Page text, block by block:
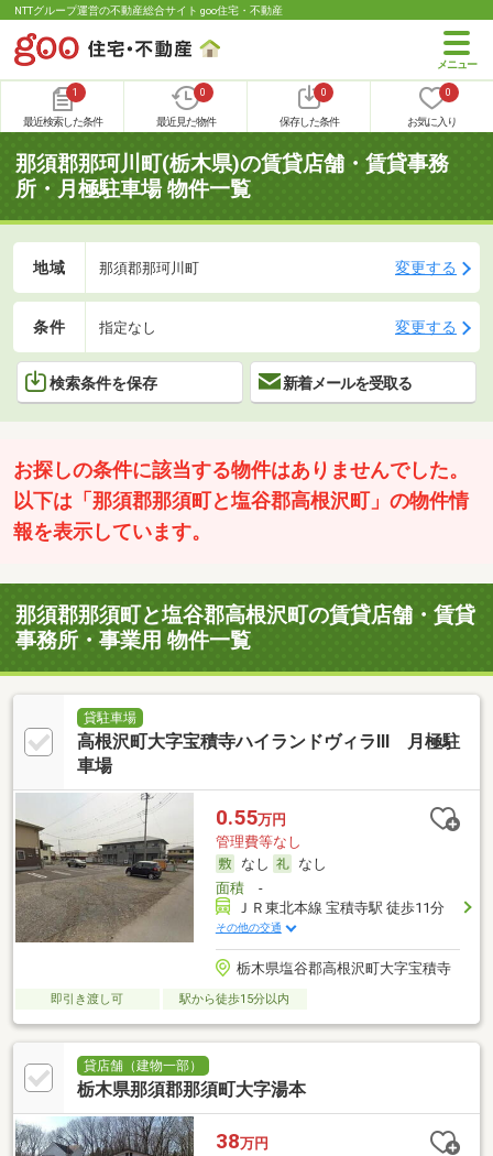
NTTグループ運営の不動産総合サイト goo住宅・不動産
1
最近検索した条件
0
最近見た物件
0
保存した条件
0
お気に入り
那須郡那珂川町(栃木県)の賃貸店舗・賃貸事務
所・月極駐車場 物件一覧
地域 那須郡那珂川町 変更する
条件 指定なし 変更する
検索条件を保存 新着メールを受取る
お探しの条件に該当する物件はありませんでした。
以下は「那須郡那須町と塩谷郡高根沢町」の物件情
報を表示しています。
那須郡那須町と塩谷郡高根沢町の賃貸店舗・賃貸
事務所・事業用 物件一覧
貸駐車場
高根沢町大字宝積寺ハイランドヴィラⅢ 月極駐
車場
0.55万円
管理費等なし
なし
なし
面積-
ＪＲ東北本線 宝積寺駅 徒歩11分
その他の交通
栃木県塩谷郡高根沢町大字宝積寺
即引き渡し可 駅から徒歩15分以内
貸店舗（建物一部）
栃木県那須郡那須町大字湯本
38万円